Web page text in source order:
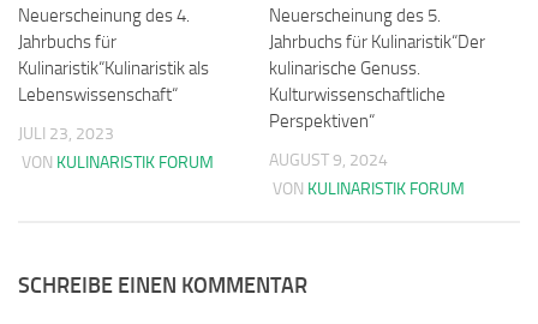
Neuerscheinung des 4.
Jahrbuchs für
Kulinaristik“Kulinaristik als
Lebenswissenschaft“
JULI 23, 2023
VON KULINARISTIK FORUM
Neuerscheinung des 5.
Jahrbuchs für Kulinaristik“Der
kulinarische Genuss.
Kulturwissenschaftliche
Perspektiven“
AUGUST 9, 2024
VON KULINARISTIK FORUM
SCHREIBE EINEN KOMMENTAR